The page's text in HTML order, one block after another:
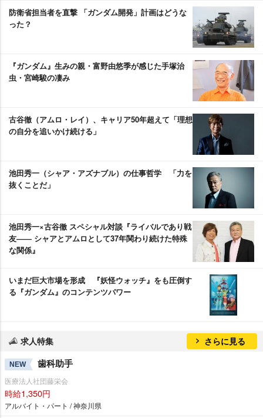
防衛省担当者を直撃 「ガンダム開発」計画はどうな
った？
『ガンダム』生みの親・富野由悠季が感じた手塚治
虫・宮崎駿の凄み
古谷徹（アムロ・レイ）、キャリア50年超えて「理想
の自分を追いかけ続ける」
池田秀一（シャア・アズナブル）の仕事哲学 「力を
抜くことだ」
池田秀一×古谷徹 スペシャル対談『ライバルであり戦
友―― シャアとアムロとして37年関わり続けた特殊
な関係』
いまだ巨大市場を形成 『妖怪ウォッチ』をも圧倒す
る『ガンダム』のコンテンツパワー
求人特集 さらに見る
NEW 歯科助手
医療法人社団藤栄会
時給1,350円
アルバイト・パート / 神奈川県